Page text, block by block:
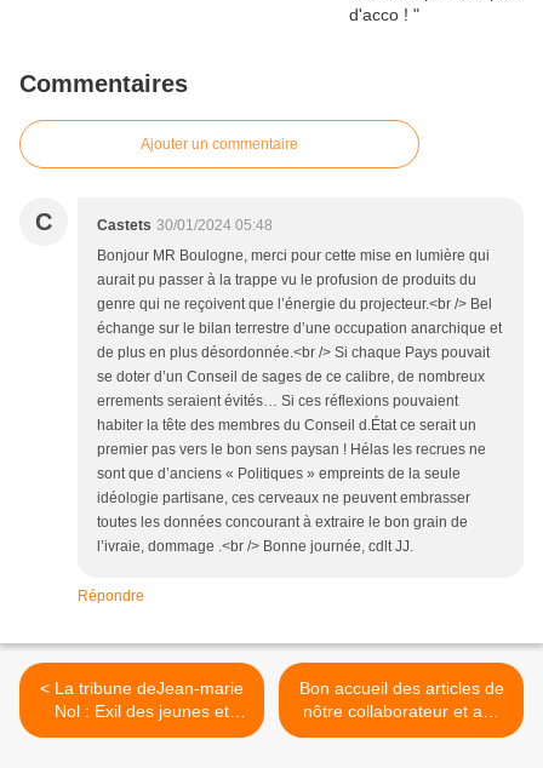
Commentaires
Ajouter un commentaire
C Castets 30/01/2024 05:48
Bonjour MR Boulogne, merci pour cette mise en lumière qui
aurait pu passer à la trappe vu le profusion de produits du
genre qui ne reçoivent que l’énergie du projecteur.<br /> Bel
échange sur le bilan terrestre d’une occupation anarchique et
de plus en plus désordonnée.<br /> Si chaque Pays pouvait
se doter d’un Conseil de sages de ce calibre, de nombreux
errements seraient évités… Si ces réflexions pouvaient
habiter la tête des membres du Conseil d.État ce serait un
premier pas vers le bon sens paysan ! Hélas les recrues ne
sont que d’anciens « Politiques » empreints de la seule
idéologie partisane, ces cerveaux ne peuvent embrasser
toutes les données concourant à extraire le bon grain de
l’ivraie, dommage .<br /> Bonne journée, cdlt JJ.
Répondre
< La tribune deJean-marie
Nol : Exil des jeunes et
retraités : Awa ...yo pé
Bon accueil des articles de
nôtre collaborateur et ami
Jean-Marie NOL. >